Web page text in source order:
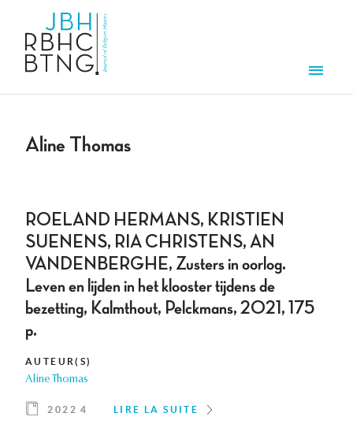
Aline Thomas
ROELAND HERMANS, KRISTIEN
SUENENS, RIA CHRISTENS, AN
VANDENBERGHE, Zusters in oorlog.
Leven en lijden in het klooster tijdens de
bezetting, Kalmthout, Pelckmans, 2021, 175
p.
AUTEUR(S)
Aline Thomas
2022 4 LIRE LA SUITE